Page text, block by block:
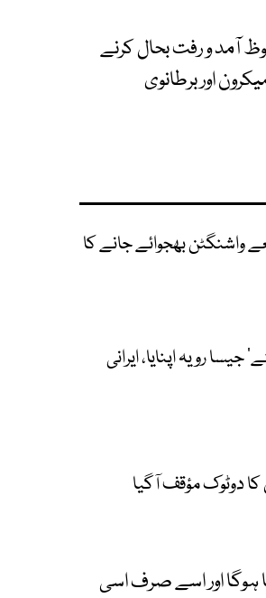
آمد و رفت بحال کرنے
اور برطانوی
واشنگٹن بھجوائے جانے کا
رویہ اپنایا، ایرانی
کا دوٹوک مؤقف آگیا
ہوگا اور اسے صرف اسی